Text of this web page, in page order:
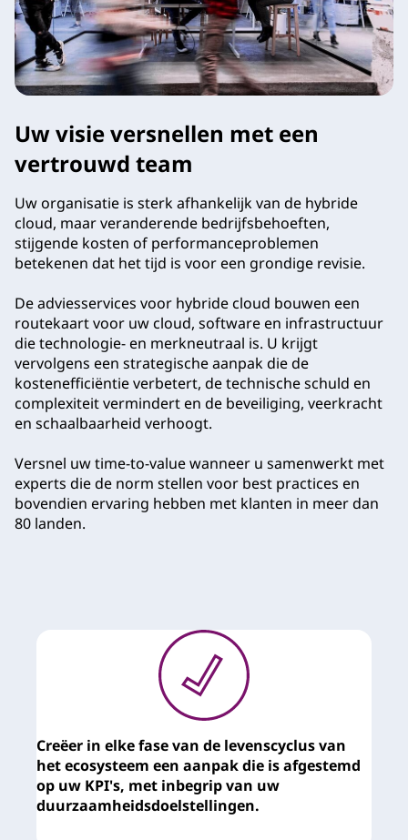
Uw visie versnellen met een
vertrouwd team
Uw organisatie is sterk afhankelijk van de hybride
cloud, maar veranderende bedrijfsbehoeften,
stijgende kosten of performanceproblemen
betekenen dat het tijd is voor een grondige revisie.
De adviesservices voor hybride cloud bouwen een
routekaart voor uw cloud, software en infrastructuur
die technologie- en merkneutraal is. U krijgt
vervolgens een strategische aanpak die de
kostenefficiëntie verbetert, de technische schuld en
complexiteit vermindert en de beveiliging, veerkracht
en schaalbaarheid verhoogt.
Versnel uw time-to-value wanneer u samenwerkt met
experts die de norm stellen voor best practices en
bovendien ervaring hebben met klanten in meer dan
80 landen.
Creëer in elke fase van de levenscyclus van
het ecosysteem een aanpak die is afgestemd
op uw KPI's, met inbegrip van uw
duurzaamheidsdoelstellingen.